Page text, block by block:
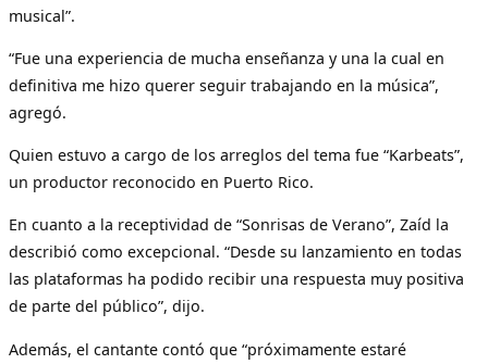
musical”.
“Fue una experiencia de mucha enseñanza y una la cual en
definitiva me hizo querer seguir trabajando en la música”,
agregó.
Quien estuvo a cargo de los arreglos del tema fue “Karbeats”,
un productor reconocido en Puerto Rico.
En cuanto a la receptividad de “Sonrisas de Verano”, Zaíd la
describió como excepcional. “Desde su lanzamiento en todas
las plataformas ha podido recibir una respuesta muy positiva
de parte del público”, dijo.
Además, el cantante contó que “próximamente estaré